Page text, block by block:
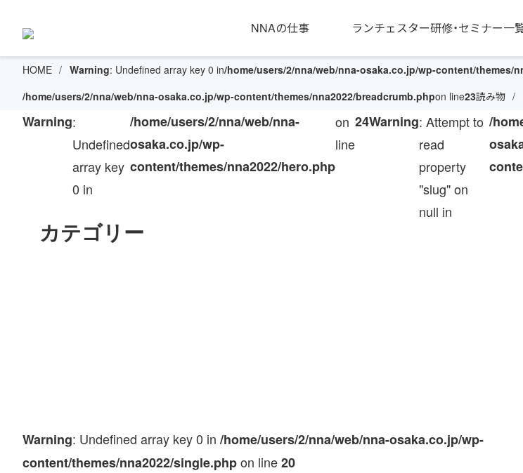
NNAの仕事 ランチェスター研修・セミナー一
HOME Warning: Undefined array key 0 in/home/users/2/nna/web/nna-osaka.co.jp/wp-content/themes/
/home/users/2/nna/web/nna-osaka.co.jp/wp-content/themes/nna2022/breadcrumb.phpon line23読み物
Warning:
Undefined
array key
0 in
/home/users/2/nna/web/nna-
osaka.co.jp/wp-
content/themes/nna2022/hero.php
on
line
24Warning: Attempt to
read
property
"slug" on
null in
/
カテゴリー
Warning: Undefined array key 0 in /home/users/2/nna/web/nna-osaka.co.jp/wp-
content/themes/nna2022/single.phpon line20